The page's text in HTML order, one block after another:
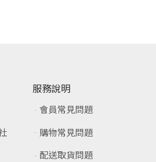
服務說明
會員常見問題
購物常見問題
配送取貨問題